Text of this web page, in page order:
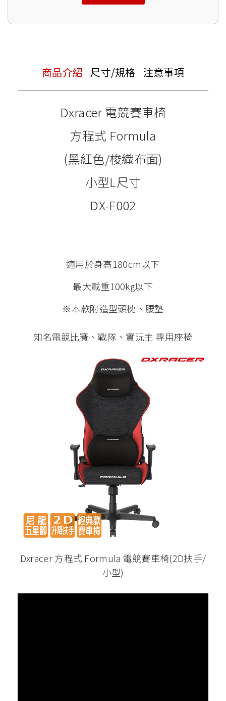
商品介紹 尺寸/規格 注意事項
Dxracer 電競賽車椅
方程式 Formula
(黑紅色/梭織布面)
小型L尺寸
DX-F002
適用於身高180cm以下
最大載重100kg以下
※本款附造型頭枕、腰墊
知名電競比賽、戰隊、實況主 專用座椅
Dxracer 方程式 Formula 電競賽車椅(2D扶手/
小型)